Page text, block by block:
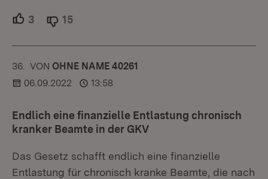
3 Unterstützer.
15
36. KOMMENTAR
VON :OHNE NAME 40261
06.09.2022
13:58
Endlich eine finanzielle Entlastung chronisch
kranker Beamte in der GKV
Das Gesetz schafft endlich eine finanzielle
Entlastung für chronisch kranke Beamte, die nach